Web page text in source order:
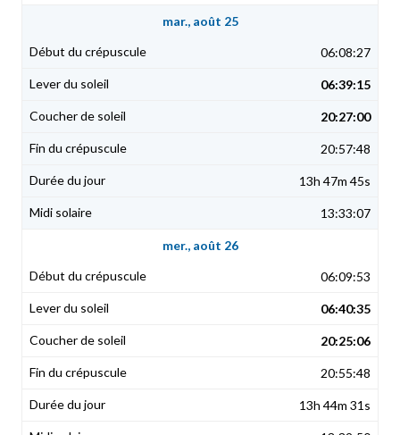
mar., août 25
06:08:27
06:39:15
20:27:00
20:57:48
13h 47m 45s
13:33:07
mer., août 26
06:09:53
06:40:35
20:25:06
20:55:48
13h 44m 31s